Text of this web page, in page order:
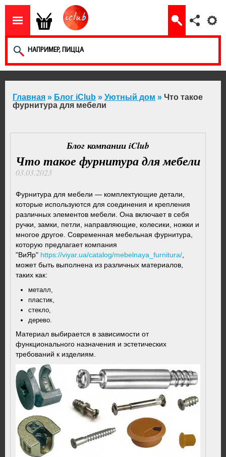
Главная » Блог iClub » Уютный дом » Что такое
фурнитура для мебели
Блог компании iClub
Что такое фурнитура для мебели
03.03.2023
Фурнитура для мебели — комплектующие детали,
которые используются для соединения и крепления
различных элементов мебели. Она включает в себя
ручки, замки, петли, направляющие, колесики, ножки и
многое другое. Современная мебельная фурнитура,
которую предлагает компания
"ВиЯр" https://viyar.ua/catalog/mebelnaya_furnitura/
может быть выполнена из различных материалов,
таких как:
металл,
пластик,
стекло,
дерево.
Материал выбирается в зависимости от
функционального назначения и эстетических
требований к изделиям.